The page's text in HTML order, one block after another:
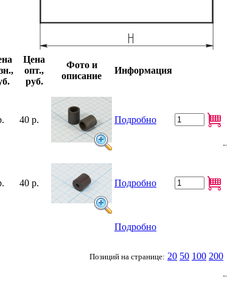
Цена
опт.,
руб.
Фото и
описание
Информация
40 р. Подробно
40 р. Подробно
Подробно
Позиций на странице: 20 50 100 200